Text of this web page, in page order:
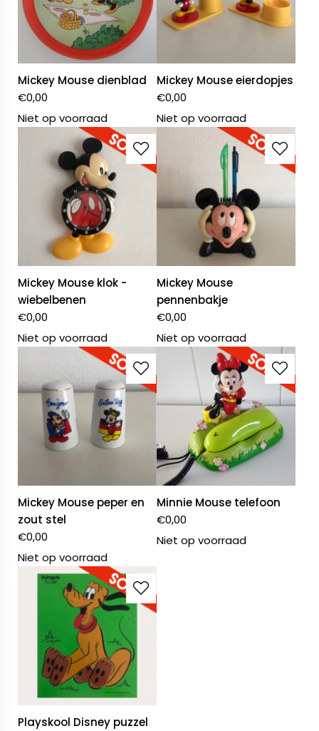
Mickey Mouse dienblad
€0,00
Niet op voorraad
Mickey Mouse eierdopjes
€0,00
Niet op voorraad
Mickey Mouse klok -
wiebelbenen
€0,00
Niet op voorraad
Mickey Mouse
pennenbakje
€0,00
Niet op voorraad
Mickey Mouse peper en
zout stel
€0,00
Niet op voorraad
Minnie Mouse telefoon
€0,00
Niet op voorraad
Playskool Disney puzzel